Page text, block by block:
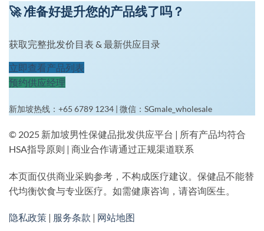
🚀 准备好提升您的产品线了吗？
获取完整批发价目表 & 最新供应目录
立即查看产品列表
预约供应经理
新加坡热线：+65 6789 1234 | 微信：SGmale_wholesale
© 2025 新加坡男性保健品批发供应平台 | 所有产品均符合
HSA指导原则 | 商业合作请通过正规渠道联系
本页面仅供商业采购参考，不构成医疗建议。保健品不能替
代均衡饮食与专业医疗。如需健康咨询，请咨询医生。
隐私政策 | 服务条款 | 网站地图